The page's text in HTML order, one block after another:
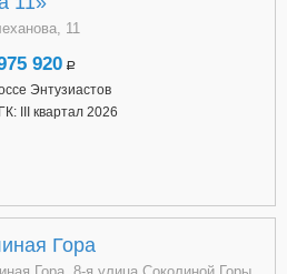
11
920 a
Энтузиастов
III квартал 2026
Гора